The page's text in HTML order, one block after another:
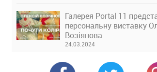
Галерея Portal 11
персональну виставку
Возіянова
24.03.2024